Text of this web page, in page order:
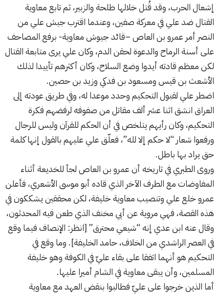
إشعال الحرب، وقد قُتل خلالها طلحة والزبير، ثم تابع معاوية
القتال ضد علي في معركة صفين، وعندما اقترب جيش علي من
النصر أمر عمرو بن العاص –قائد جيوش معاوية- برفع المصاحف
على أسنة الرماح والدعوة لحقن الدم، وكان علي يرى متابعة القتال
لكن معظم قادته أيدوا وضع السلاح، وكان أكثرهم تأييدا لذلك
الأشعث بن قيس ومسعود بن فدكي وزيد بن حصين.
اضطر علي لقبول التحكيم وحدد موعدا له، وفي طريق عودته إلى
العراق انشق اثنا عشر ألف مقاتل من صفوفه لرفضهم فكرة
التحكيم، وكان رأيهم يتلخص في أن الحكم للقرآن وليس للرجال
ورفعوا شعار “لا حكم إلا لله”، فعلّق علي عليهم بالقول إنها كلمة
حق يراد بها باطل.
وروى الطبري في تاريخه أن عمرو بن العاص لجأ للخديعة أثناء
المفاوضات مع الطرف الآخر الذي قاده أبو موسى الأشعري، فأعلن
عمرو خلع علي وتنصيب معاوية خليفة، لكن محققين يشككون في
هذه القصة، فهي مروية عن أبي مخنف الذي طعن فيه المحدثون،
وقال عنه ابن عدي إنه “شيعي محترق” [انظر: الإنصاف فيما وقع
في العصر الراشدي من الخلاف،حامد الخليفة]. وما وقع في
التحكيمهو أنهما اتفقا على بقاءعليّفي الكوفة وهو خليفة
المسلمين، وأن يبقىمعاويةفي الشام أميرا عليها.
أما الذين خرجوا على عليّ فطالبوا بنقض العهد مع معاوية